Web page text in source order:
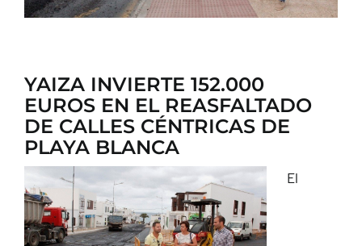
YAIZA INVIERTE 152.000
EUROS EN EL REASFALTADO
DE CALLES CÉNTRICAS DE
PLAYA BLANCA
El